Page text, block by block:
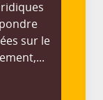
sur le